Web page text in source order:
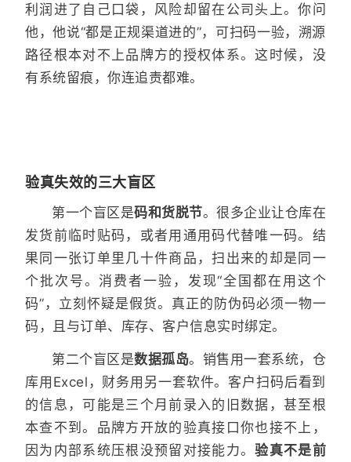
利润进了自己口袋，风险却留在公司头上。你问
他，他说“都是正规渠道进的”，可扫码一验，溯源
路径根本对不上品牌方的授权体系。这时候，没
有系统留痕，你连追责都难。
验真失效的三大盲区
第一个盲区是码和货脱节。很多企业让仓库在
发货前临时贴码，或者用通用码代替唯一码。结
果同一张订单里几十件商品，扫出来的却是同一
个批次号。消费者一验，发现“全国都在用这个
码”，立刻怀疑是假货。真正的防伪码必须一物一
码，且与订单、库存、客户信息实时绑定。
第二个盲区是数据孤岛。销售用一套系统，仓
库用Excel，财务用另一套软件。客户扫码后看到
的信息，可能是三个月前录入的旧数据，甚至根
本查不到。品牌方开放的验真接口你也接不上，
因为内部系统压根没预留对接能力。验真不是前